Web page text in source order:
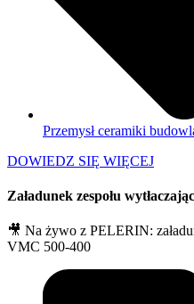
Przemysł ceramiki
DOWIEDZ SIĘ WIĘCEJ
Załadunek zespołu
🎥 Na żywo z PELERIN:
VMC 500-400